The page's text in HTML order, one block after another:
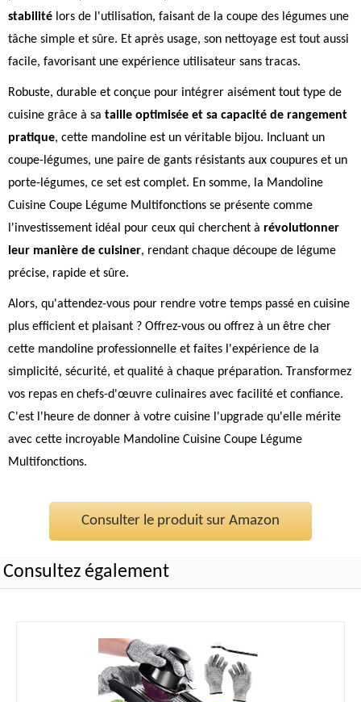
stabilité lors de l'utilisation, faisant de la coupe des légumes une
tâche simple et sûre. Et après usage, son nettoyage est tout aussi
facile, favorisant une expérience utilisateur sans tracas.
Robuste, durable et conçue pour intégrer aisément tout type de
cuisine grâce à sa taille optimisée et sa capacité de rangement
pratique, cette mandoline est un véritable bijou. Incluant un
coupe-légumes, une paire de gants résistants aux coupures et un
porte-légumes, ce set est complet. En somme, la Mandoline
Cuisine Coupe Légume Multifonctions se présente comme
l'investissement idéal pour ceux qui cherchent à révolutionner
leur manière de cuisiner, rendant chaque découpe de légume
précise, rapide et sûre.
Alors, qu'attendez-vous pour rendre votre temps passé en cuisine
plus efficient et plaisant ? Offrez-vous ou offrez à un être cher
cette mandoline professionnelle et faites l'expérience de la
simplicité, sécurité, et qualité à chaque préparation. Transformez
vos repas en chefs-d'œuvre culinaires avec facilité et confiance.
C'est l'heure de donner à votre cuisine l'upgrade qu'elle mérite
avec cette incroyable Mandoline Cuisine Coupe Légume
Multifonctions.
Consulter le produit sur Amazon
Consultez également